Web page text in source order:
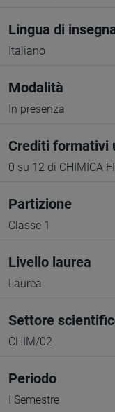
Lingua di
Italiano
Modalità
In presenza
Crediti formativi
0 su 12 di CHIMICA
Partizione
Classe 1
Livello laurea
Laurea
Settore
CHIM/02
Periodo
I Semestre